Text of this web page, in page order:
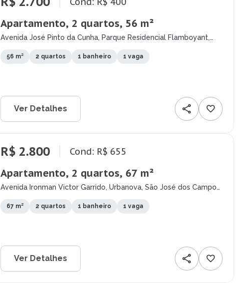
Apartamento, 2 quartos, 56 m²
Avenida José Pinto da Cunha, Parque Residencial Flamboyant,
56 m² 2 quartos 1 banheiro 1 vaga
Ver Detalhes
R$ 2.800 Cond: R$ 655
Apartamento, 2 quartos, 67 m²
Avenida Ironman Victor Garrido, Urbanova, São José dos Campos
67 m² 2 quartos 1 banheiro 1 vaga
Ver Detalhes